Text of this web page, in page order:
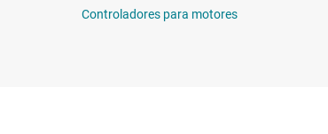
Controladores para motores